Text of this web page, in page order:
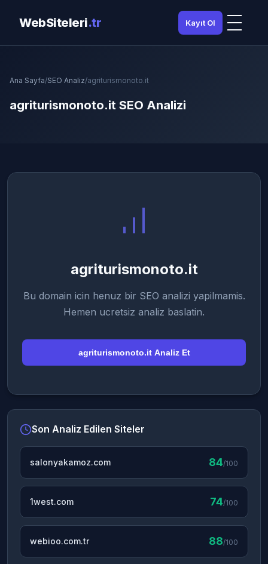
WebSiteleri.tr Kayıt Ol
Ana Sayfa/SEO Analiz/agriturismonoto.it
agriturismonoto.it SEO Analizi
agriturismonoto.it
Bu domain icin henuz bir SEO analizi yapilmamis.
Hemen ucretsiz analiz baslatin.
agriturismonoto.it Analiz Et
Son Analiz Edilen Siteler
salonyakamoz.com 84/100
1west.com 74/100
webioo.com.tr 88/100